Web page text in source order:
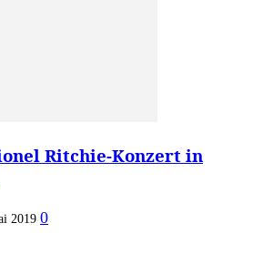
Ritchie-Konzert in
2019 0